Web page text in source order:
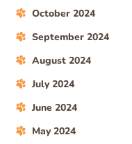
October 2024
September 2024
August 2024
July 2024
June 2024
May 2024